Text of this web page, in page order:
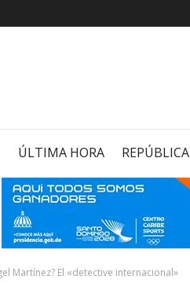
ÚLTIMA HORA REPÚBLICA
Martínez? El «detective internacional»